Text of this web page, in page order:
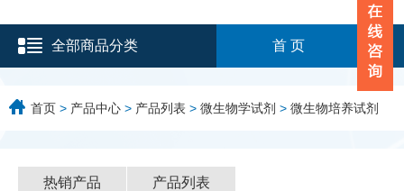
全部商品分类 首 页
首页 > 产品中心 > 产品列表 > 微生物学试剂 > 微生物培养试剂
热销产品 产品列表